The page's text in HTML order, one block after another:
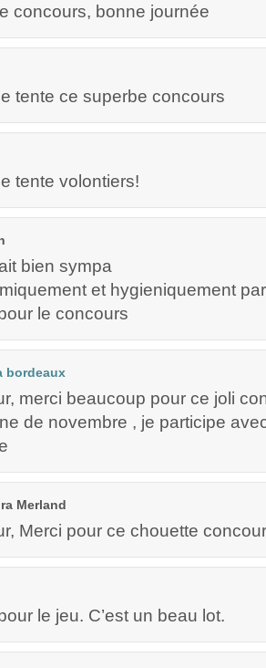
concours, bonne journée
tente ce superbe concours
tente volontiers!
bien sympa
et hygieniquement
le concours
bordeaux
merci beaucoup pour ce joli
de novembre , je participe
Merland
Merci pour ce chouette
le jeu. C’est un beau lot.